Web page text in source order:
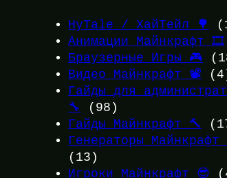
HyTale / ХайТейл 🌳
Анимации Майнкрафт 🎞️
Браузерные Игры 🎮
Видео Майнкрафт 📽️
Гайды для
🔧
(98)
Гайды Майнкрафт 🔨
Генераторы Майнкрафт
(13)
Игроки Майнкрафт 😎